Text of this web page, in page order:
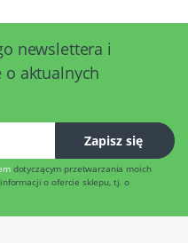
newslettera i
aktualnych
Zapisz się
dotyczącym przetwarzania moich
o ofercie sklepu, tj. o